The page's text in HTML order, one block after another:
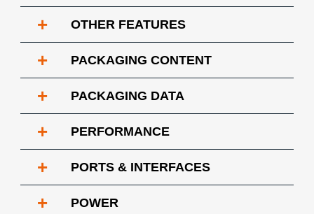
+ OTHER FEATURES
+ PACKAGING CONTENT
+ PACKAGING DATA
+ PERFORMANCE
+ PORTS & INTERFACES
+ POWER